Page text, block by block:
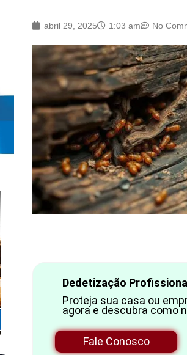
abril 29, 2025 1:03 am No
Dedetização
Proteja sua casa ou
agora e descubra como
Fale Conosco